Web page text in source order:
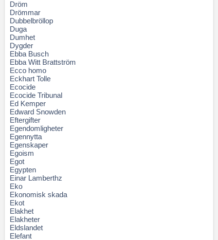
Dröm
Drömmar
Dubbelbröllop
Duga
Dumhet
Dygder
Ebba Busch
Ebba Witt Brattström
Ecco homo
Eckhart Tolle
Ecocide
Ecocide Tribunal
Ed Kemper
Edward Snowden
Eftergifter
Egendomligheter
Egennytta
Egenskaper
Egoism
Egot
Egypten
Einar Lamberthz
Eko
Ekonomisk skada
Ekot
Elakhet
Elakheter
Eldslandet
Elefant